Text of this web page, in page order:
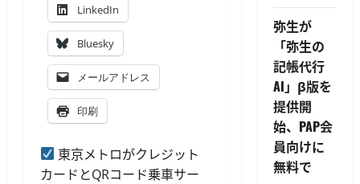
LinkedIn
Bluesky
メールアドレス
印刷
東京メトロがクレジット
カードとQRコード乗車サー
弥生が
「弥生の
記帳代行
AI」β版を
提供開
始、PAP会
員向けに
無料で